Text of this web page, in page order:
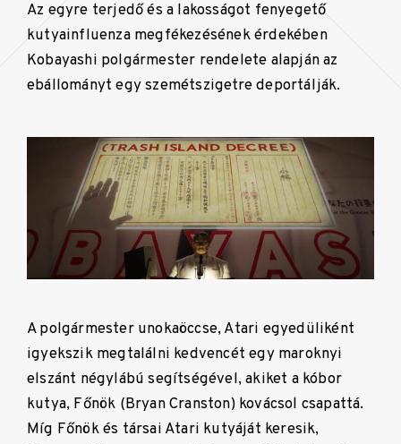
Az egyre terjedő és a lakosságot fenyegető
kutyainfluenza megfékezésének érdekében
Kobayashi polgármester rendelete alapján az
ebállományt egy szemétszigetre deportálják.
A polgármester unokaöccse, Atari egyedüliként
igyekszik megtalálni kedvencét egy maroknyi
elszánt négylábú segítségével, akiket a kóbor
kutya, Főnök (Bryan Cranston) kovácsol csapattá.
Míg Főnök és társai Atari kutyáját keresik,